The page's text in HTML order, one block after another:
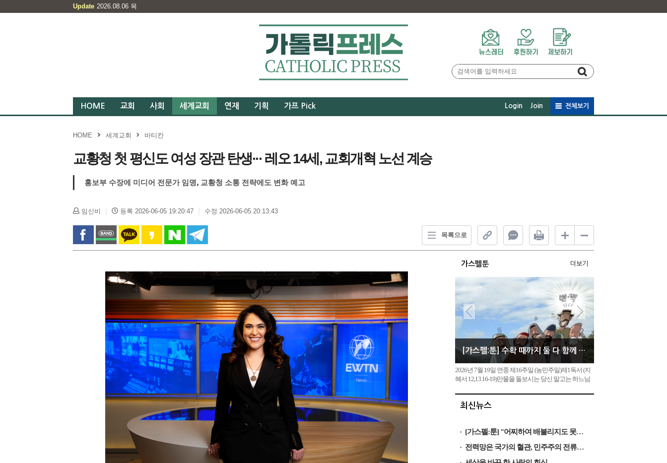
Update 2026.08.06 목
HOME 교회 사회 세계교회 연재 기획 가프 Pick Login Join 전체보기
HOME 세계교회 바티칸
교황청 첫 평신도 여성 장관 탄생··· 레오 14세, 교회개혁 노선 계승
홍보부 수장에 미디어 전문가 임명, 교황청 소통 전략에도 변화 예고
임신비 등록 2026-06-05 19:20:47 수정 2026-06-05 20:13:43
목록으로
가스펠툰 더보기
[가스펠:툰] 수확 때까지 둘 다 함께 자라도록 내버려 두어라
2026년 7월 19일 연중 제16주일 (농민주일)제1독서 (지
혜서 12,13.16-19)만물을 돌보시는 당신 말고는 하느님
으셨음을 증명하실 필요가 없습니다. 당신의 힘이 정의
의 원천입니다. 당신께서는 만물을 다스리는 주권을 지
최신뉴스
[가스펠:툰] "어찌하여 배불리지도 못하는 것에 수고를 들이느냐"
전력망은 국가의 혈관, 민주주의 전류가 흐르게 해야